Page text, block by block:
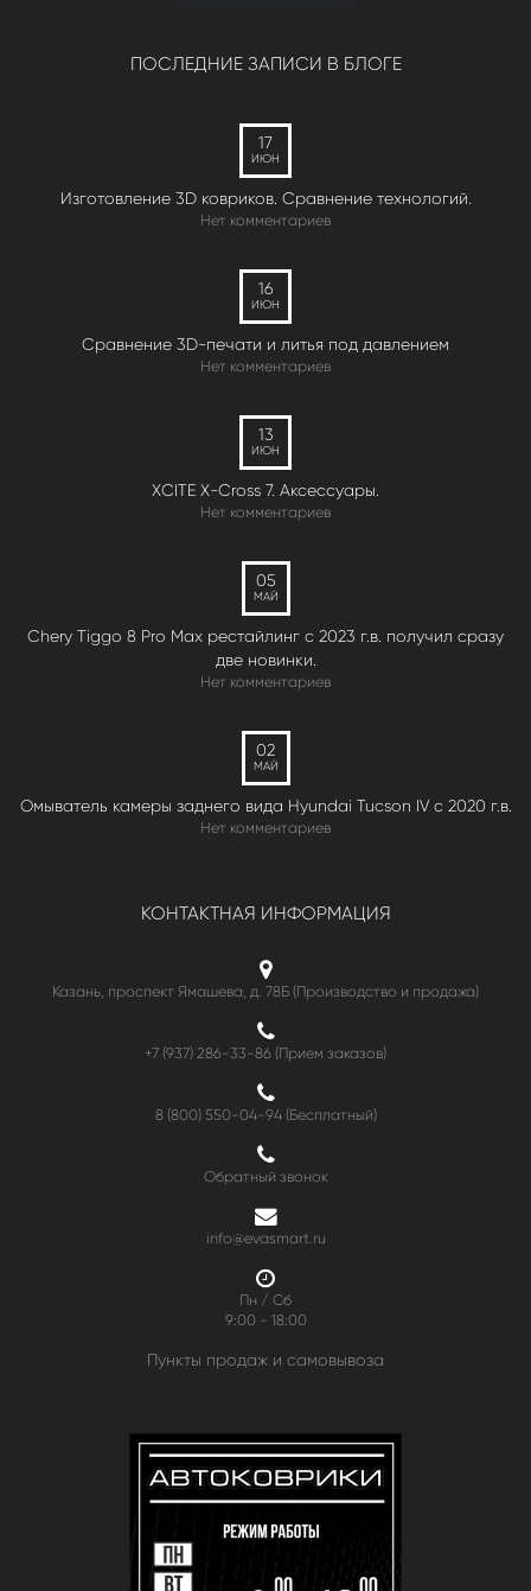
ПОСЛЕДНИЕ ЗАПИСИ В БЛОГЕ
17
ИЮН
Изготовление 3D ковриков. Сравнение технологий.
Нет комментариев
16
ИЮН
Сравнение 3D-печати и литья под давлением
Нет комментариев
13
ИЮН
XCITE X-Cross 7. Аксессуары.
Нет комментариев
05
МАЙ
Chery Tiggo 8 Pro Max рестайлинг с 2023 г.в. получил сразу
две новинки.
Нет комментариев
02
МАЙ
Омыватель камеры заднего вида Hyundai Tucson IV c 2020 г.в.
Нет комментариев
КОНТАКТНАЯ ИНФОРМАЦИЯ
Казань, проспект Ямашева, д. 78Б (Производство и продажа)
+7 (937) 286-33-86 (Прием заказов)
8 (800) 550-04-94(Бесплатный)
Обратный звонок
info@evasmart.ru
Пн / Сб
9:00 - 18:00
Пункты продаж и самовывоза